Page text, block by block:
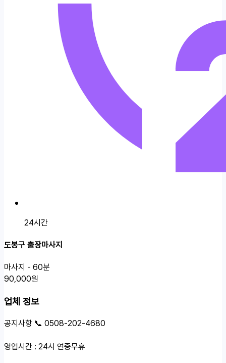
24시간
도봉구 출장마사지
마사지 - 60분
90,000원
업체 정보
공지사항 📞 0508-202-4680
영업시간 : 24시 연중무휴